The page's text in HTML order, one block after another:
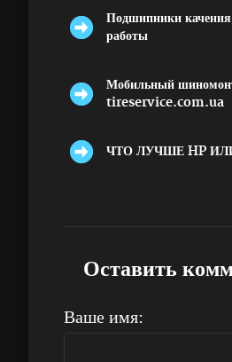
Подшипники
работы
Мобильный
tireservice.com.ua
ЧТО ЛУЧШЕ HP
Оставить
Ваше имя: